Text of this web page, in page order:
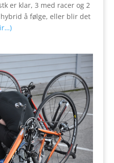
er klar, 3 med racer og 2
å følge, eller blir det